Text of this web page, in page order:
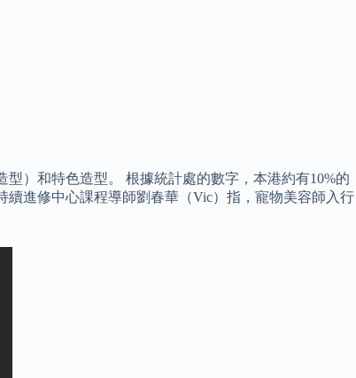
）和特色造型。 根據統計處的數字，本港約有10%的
進修中心課程導師劉春華（Vic）指，寵物美容師入行